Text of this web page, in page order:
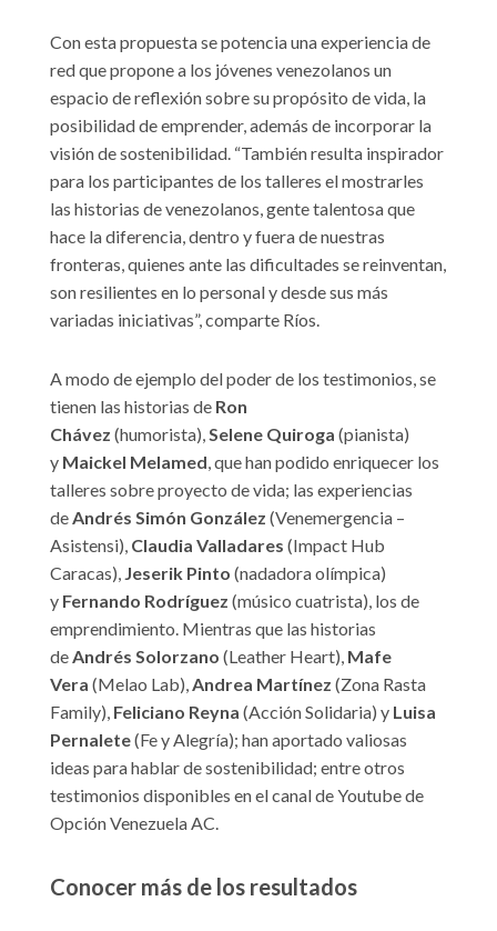
Con esta propuesta se potencia una experiencia de
red que propone a los jóvenes venezolanos un
espacio de reflexión sobre su propósito de vida, la
posibilidad de emprender, además de incorporar la
visión de sostenibilidad. “También resulta inspirador
para los participantes de los talleres el mostrarles
las historias de venezolanos, gente talentosa que
hace la diferencia, dentro y fuera de nuestras
fronteras, quienes ante las dificultades se reinventan,
son resilientes en lo personal y desde sus más
variadas iniciativas”, comparte Ríos.
A modo de ejemplo del poder de los testimonios, se
tienen las historias de Ron
Chávez (humorista),Selene Quiroga (pianista)
y Maickel Melamed, que han podido enriquecer los
talleres sobre proyecto de vida; las experiencias
deAndrés Simón González (Venemergencia –
Asistensi), Claudia Valladares (Impact Hub
Caracas), Jeserik Pinto (nadadora olímpica)
y Fernando Rodríguez (músico cuatrista), los de
emprendimiento. Mientras que las historias
deAndrés Solorzano (Leather Heart), Mafe
Vera (Melao Lab),Andrea Martínez (Zona Rasta
Family), Feliciano Reyna (Acción Solidaria) y Luisa
Pernalete(Fe y Alegría); han aportado valiosas
ideas para hablar de sostenibilidad; entre otros
testimonios disponibles en el canal de Youtube de
Opción Venezuela AC.
Conocer más de los resultados